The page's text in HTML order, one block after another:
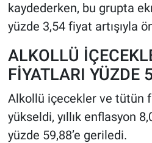
kaydederken, bu grupta
yüzde 3,54 fiyat artışıyla
ALKOLLÜ
FİYATLARI YÜZDE
Alkollü içecekler ve tütün
yükseldi, yıllık enflasyon
yüzde 59,88’e geriledi.